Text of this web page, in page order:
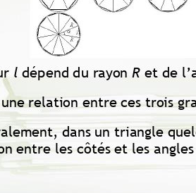
ldépend du rayon Ret de
une relation entre ces trois
dans un triangle
entre les côtés et les angles